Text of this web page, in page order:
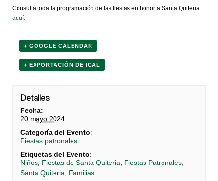
Consulta toda la programación de las fiestas en honor a Santa Quiteria
aquí.
+ GOOGLE CALENDAR
+ EXPORTACIÓN DE ICAL
Detalles
Fecha:
20 mayo 2024
Categoría del Evento:
Fiestas patronales
Etiquetas del Evento:
Niños, Fiestas de Santa Quiteria Fiestas Patronales,
Santa Quiteria
Familias